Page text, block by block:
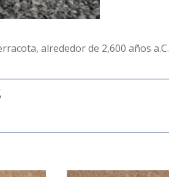
alrededor de 2,600 años a.C.